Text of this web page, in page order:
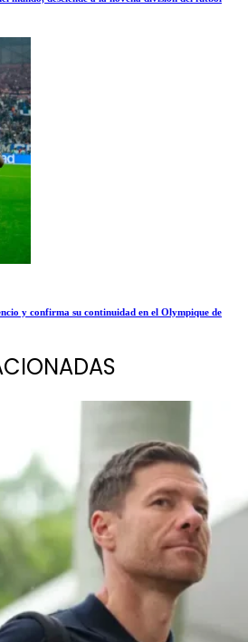
y confirma su continuidad en el Olympique de